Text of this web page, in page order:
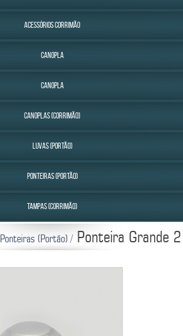
ACESSÓRIOS CORRIMÃO
CANOPLA
CANOPLA
CANOPLAS (CORRIMÃO)
LUVAS (PORTÃO)
PONTEIRAS (PORTÃO)
TAMPAS (CORRIMÃO)
Ponteiras (Portão) /Ponteira Grande 2